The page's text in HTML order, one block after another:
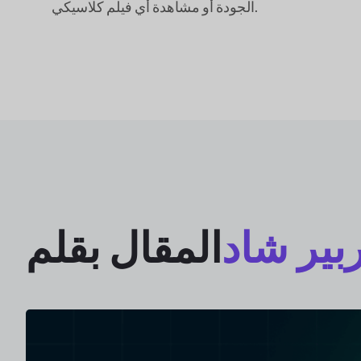
الجودة أو مشاهدة أي فيلم كلاسيكي.
المقال بقلمشاد